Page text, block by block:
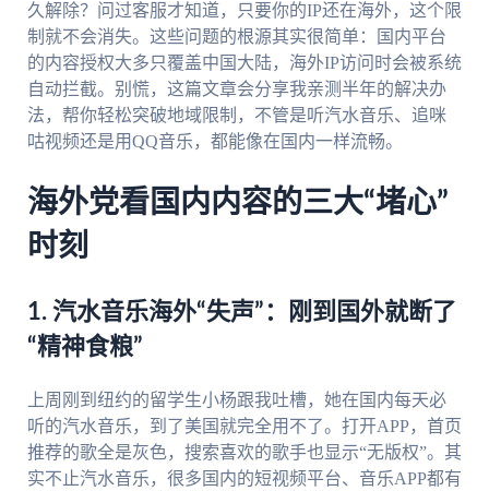
久解除？问过客服才知道，只要你的IP还在海外，这个限
制就不会消失。这些问题的根源其实很简单：国内平台
的内容授权大多只覆盖中国大陆，海外IP访问时会被系统
自动拦截。别慌，这篇文章会分享我亲测半年的解决办
法，帮你轻松突破地域限制，不管是听汽水音乐、追咪
咕视频还是用QQ音乐，都能像在国内一样流畅。
海外党看国内内容的三大“堵心”
时刻
1. 汽水音乐海外“失声”：刚到国外就断了
“精神食粮”
上周刚到纽约的留学生小杨跟我吐槽，她在国内每天必
听的汽水音乐，到了美国就完全用不了。打开APP，首页
推荐的歌全是灰色，搜索喜欢的歌手也显示“无版权”。其
实不止汽水音乐，很多国内的短视频平台、音乐APP都有